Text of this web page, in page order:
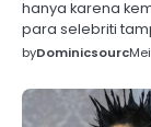
hanya karena
para selebriti
byDominicsourc